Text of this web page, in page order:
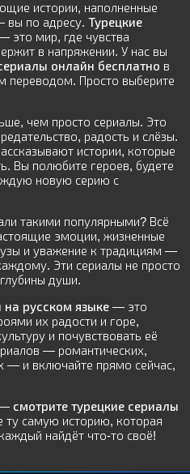
истории, наполненные
вы по адресу. Турецкие
это мир, где чувства
в напряжении. У нас вы
онлайн бесплатно в
переводом. Просто выберите
чем просто сериалы. Это
радость и слёзы.
истории, которые
Вы полюбите героев, будете
новую серию с
такими популярными? Всё
эмоции, жизненные
и уважение к традициям —
Эти сериалы не просто
души.
на русском языке — это
их радости и горе,
и почувствовать её
— романтических,
— и включайте прямо сейчас,
— смотрите турецкие сериалы
ту самую историю, которая
найдёт что-то своё!